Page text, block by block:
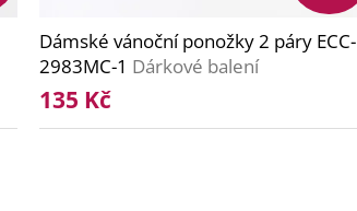
Dámské vánoční ponožky 2 páry ECC-
2983MC-1 Dárkové balení
135 Kč